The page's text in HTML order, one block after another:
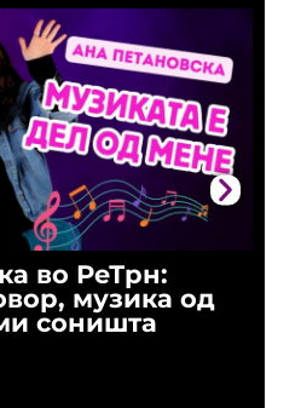
во РеТрн:
музика од
соништа